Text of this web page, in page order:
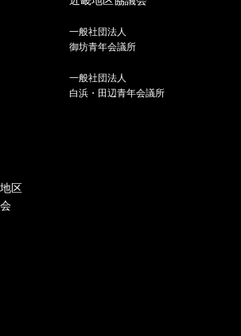
一般社団法人
御坊青年会議所
一般社団法人
白浜・田辺青年会議所
区